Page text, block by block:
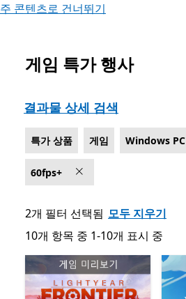
주 콘텐츠로 건너뛰기
Microsoft.com 목록
게임 특가 행사
결과물 상세 검색
특가 상품 게임 Windows PC
60fps+
2개 필터 선택됨 모두 지우기
10개 항목 중 1-10개 표시 중
10개 항목 중 1-10개 표시 중